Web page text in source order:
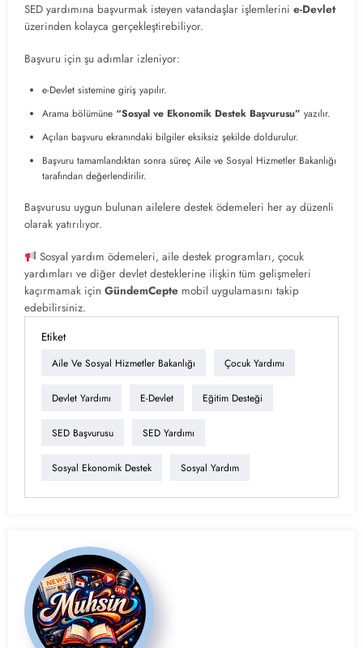
SED yardımına başvurmak isteyen vatandaşlar işlemlerini e-Devlet
üzerinden kolayca gerçekleştirebiliyor.
Başvuru için şu adımlar izleniyor:
e-Devlet sistemine giriş yapılır.
Arama bölümüne “Sosyal ve Ekonomik Destek Başvurusu” yazılır.
Açılan başvuru ekranındaki bilgiler eksiksiz şekilde doldurulur.
Başvuru tamamlandıktan sonra süreç Aile ve Sosyal Hizmetler Bakanlığı
tarafından değerlendirilir.
Başvurusu uygun bulunan ailelere destek ödemeleri her ay düzenli
olarak yatırılıyor.
Sosyal yardım ödemeleri, aile destek programları, çocuk
yardımları ve diğer devlet desteklerine ilişkin tüm gelişmeleri
kaçırmamak için GündemCepte mobil uygulamasını takip
edebilirsiniz.
Etiket
Aile Ve Sosyal Hizmetler Bakanlığı Çocuk Yardımı
Devlet Yardımı E-Devlet Eğitim Desteği
SED Başvurusu SED Yardımı
Sosyal Ekonomik Destek Sosyal Yardım